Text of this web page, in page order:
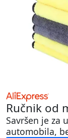
Ručnik od
Savršen je za
automobila,